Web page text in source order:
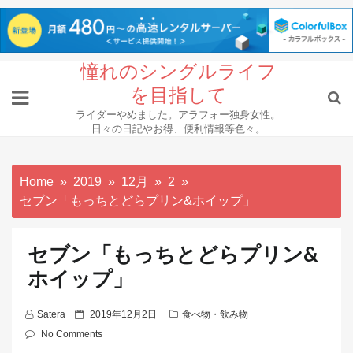
content
憧れのシングルライフ
を目指して
ライダーやめました。アラフォー独身女性。
日々の日記やお得、便利情報等色々。
Home 2019 12月
2
セブン「もっちとどらプリン&ホイップ」
セブン「もっちとどらプリン&
ホイップ」
Satera
P
o
2019年12月2日
食べ物・飲み物
No Comments